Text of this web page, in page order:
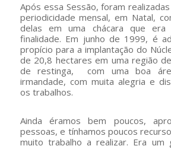
Após essa Sessão, foram
periodicidade mensal, em Natal,
delas em uma chácara que era
finalidade. Em junho de 1999, é
propício para a implantação do
de 20,8 hectares em uma região
de restinga, com uma boa
irmandade, com muita alegria e
os trabalhos.
Ainda éramos bem poucos,
pessoas, e tínhamos poucos
muito trabalho a realizar. Era um